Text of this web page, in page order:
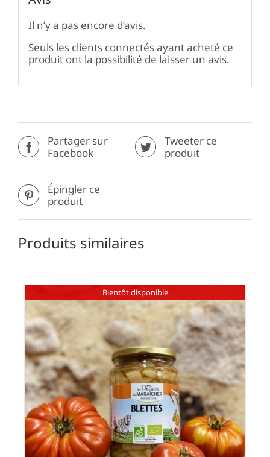
Il n’y a pas encore d’avis.
Seuls les clients connectés ayant acheté ce
produit ont la possibilité de laisser un avis.
Partager sur
Facebook
Tweeter ce
produit
Épingler ce
produit
Produits similaires
Bientôt disponible